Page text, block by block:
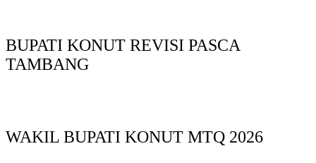
BUPATI KONUT REVISI PASCA
TAMBANG
WAKIL BUPATI KONUT MTQ 2026